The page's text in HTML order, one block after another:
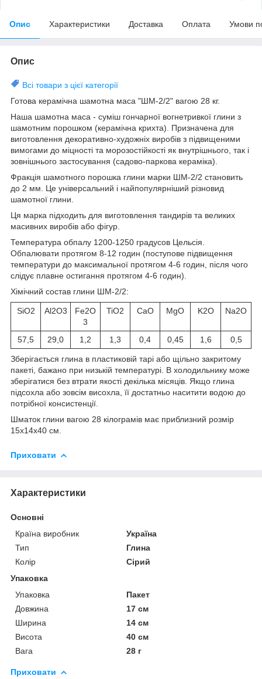
Опис Характеристики Доставка Оплата Умови
Опис
Всі товари з цієї категорії
Готова керамічна шамотна маса "ШМ-2/2" вагою 28 кг.
Наша шамотна маса - суміш гончарної вогнетривкої глини з
шамотним порошком (керамічна крихта). Призначена для
виготовлення декоративно-художніх виробів з підвищеними
вимогами до міцності та морозостійкості як внутрішнього, так і
зовнішнього застосування (садово-паркова кераміка).
Фракція шамотного порошка глини марки ШМ-2/2 становить
до 2 мм. Це універсальний і найпопулярніший різновид
шамотної глини.
Ця марка підходить для виготовлення тандирів та великих
масивних виробів або фігур.
Температура обпалу 1200-1250 градусов Цельсія.
Обпалювати протягом 8-12 годин (поступове підвищення
температури до максимальної протягом 4-6 годин, після чого
слідує плавне остигання протягом 4-6 годин).
Хімічний состав глини ШМ-2/2:
SiO2 Al2O3
Fe2O
3
TiO2 CaO MgO K2O Na2O
57,5 29,0 1,2 1,3 0,4 0,45 1,6 0,5
Зберігається глина в пластиковій тарі або щільно закритому
пакеті, бажано при низькій температурі. В холодильнику може
зберігатися без втрати якості декілька місяців. Якщо глина
підсохла або зовсім висохла, її достатньо наситити водою до
потрібної консистенції.
Шматок глини вагою 28 кілограмів має приблизний розмір
15х14х40 см.
Приховати
Характеристики
Основні
Країна виробник
Україна
Тип
Глина
Колір
Сірий
Упаковка
Упаковка
Пакет
Довжина
17 см
Ширина
14 см
Висота
40 см
Вага
28 г
Приховати